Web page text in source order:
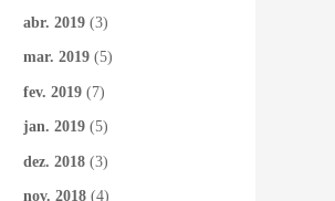
abr. 2019 (3)
mar. 2019 (5)
fev. 2019 (7)
jan. 2019 (5)
dez. 2018 (3)
nov. 2018 (4)